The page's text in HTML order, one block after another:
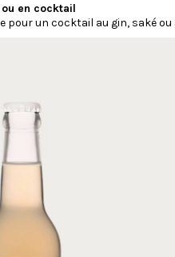
en cocktail
pour un cocktail au gin, saké